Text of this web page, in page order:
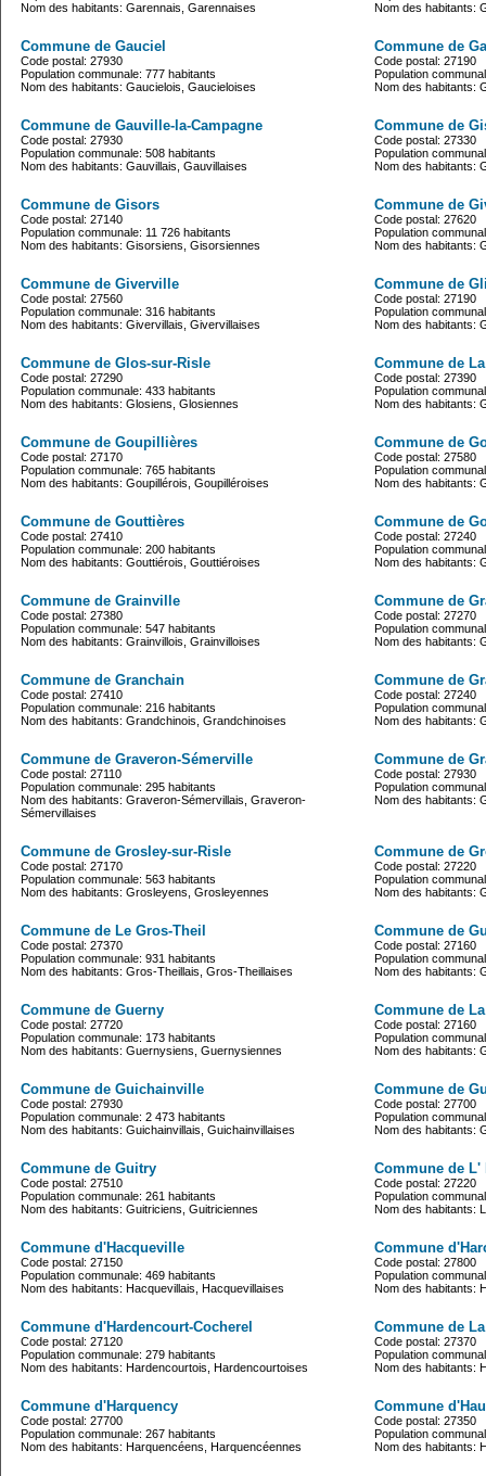
Nom des habitants: Garennais, Garennaises
Nom des habitants:
Commune de Gauciel
Code postal: 27930
Population communale: 777 habitants
Nom des habitants: Gaucielois, Gaucieloises
Commune de
Code postal: 27190
Population
Nom des habitants:
Commune de Gauville-la-Campagne
Code postal: 27930
Population communale: 508 habitants
Nom des habitants: Gauvillais, Gauvillaises
Commune de
Code postal: 27330
Population
Nom des habitants:
Commune de Gisors
Code postal: 27140
Population communale: 11 726 habitants
Nom des habitants: Gisorsiens, Gisorsiennes
Commune de
Code postal: 27620
Population
Nom des habitants:
Commune de Giverville
Code postal: 27560
Population communale: 316 habitants
Nom des habitants: Givervillais, Givervillaises
Commune de
Code postal: 27190
Population
Nom des habitants:
Commune de Glos-sur-Risle
Code postal: 27290
Population communale: 433 habitants
Nom des habitants: Glosiens, Glosiennes
Commune de
Code postal: 27390
Population
Nom des habitants:
Commune de Goupillières
Code postal: 27170
Population communale: 765 habitants
Nom des habitants: Goupillérois, Goupilléroises
Commune de
Code postal: 27580
Population
Nom des habitants:
Commune de Gouttières
Code postal: 27410
Population communale: 200 habitants
Nom des habitants: Gouttiérois, Gouttiéroises
Commune de
Code postal: 27240
Population
Nom des habitants:
Commune de Grainville
Code postal: 27380
Population communale: 547 habitants
Nom des habitants: Grainvillois, Grainvilloises
Commune de
Code postal: 27270
Population
Nom des habitants:
Commune de Granchain
Code postal: 27410
Population communale: 216 habitants
Nom des habitants: Grandchinois, Grandchinoises
Commune de
Code postal: 27240
Population
Nom des habitants:
Commune de Graveron-Sémerville
Code postal: 27110
Population communale: 295 habitants
Nom des habitants: Graveron-Sémervillais, Graveron-
Sémervillaises
Commune de
Code postal: 27930
Population
Nom des habitants:
Commune de Grosley-sur-Risle
Code postal: 27170
Population communale: 563 habitants
Nom des habitants: Grosleyens, Grosleyennes
Commune de
Code postal: 27220
Population
Nom des habitants:
Commune de Le Gros-Theil
Code postal: 27370
Population communale: 931 habitants
Nom des habitants: Gros-Theillais, Gros-Theillaises
Commune de
Code postal: 27160
Population
Nom des habitants:
Commune de Guerny
Code postal: 27720
Population communale: 173 habitants
Nom des habitants: Guernysiens, Guernysiennes
Commune de
Code postal: 27160
Population
Nom des habitants:
Commune de Guichainville
Code postal: 27930
Population communale: 2 473 habitants
Nom des habitants: Guichainvillais, Guichainvillaises
Commune de
Code postal: 27700
Population
Nom des habitants:
Commune de Guitry
Code postal: 27510
Population communale: 261 habitants
Nom des habitants: Guitriciens, Guitriciennes
Commune de L'
Code postal: 27220
Population
Nom des habitants:
Commune d'Hacqueville
Code postal: 27150
Population communale: 469 habitants
Nom des habitants: Hacquevillais, Hacquevillaises
Commune
Code postal: 27800
Population
Nom des habitants:
Commune d'Hardencourt-Cocherel
Code postal: 27120
Population communale: 279 habitants
Nom des habitants: Hardencourtois, Hardencourtoises
Commune de
Code postal: 27370
Population
Nom des habitants:
Commune d'Harquency
Code postal: 27700
Population communale: 267 habitants
Nom des habitants: Harquencéens, Harquencéennes
Commune
Code postal: 27350
Population
Nom des habitants: